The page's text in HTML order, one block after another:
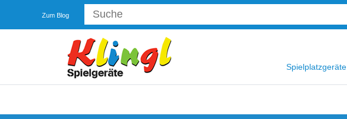
Zum Blog
Spielplatzgeräte